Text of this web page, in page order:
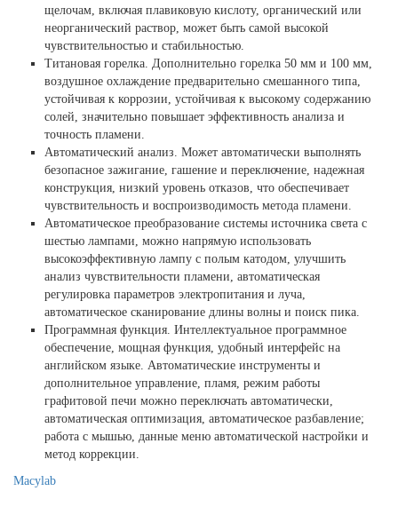
щелочам, включая плавиковую кислоту, органический или
неорганический раствор, может быть самой высокой
чувствительностью и стабильностью.
Титановая горелка. Дополнительно горелка 50 мм и 100 мм,
воздушное охлаждение предварительно смешанного типа,
устойчивая к коррозии, устойчивая к высокому содержанию
солей, значительно повышает эффективность анализа и
точность пламени.
Автоматический анализ. Может автоматически выполнять
безопасное зажигание, гашение и переключение, надежная
конструкция, низкий уровень отказов, что обеспечивает
чувствительность и воспроизводимость метода пламени.
Автоматическое преобразование системы источника света с
шестью лампами, можно напрямую использовать
высокоэффективную лампу с полым катодом, улучшить
анализ чувствительности пламени, автоматическая
регулировка параметров электропитания и луча,
автоматическое сканирование длины волны и поиск пика.
Программная функция. Интеллектуальное программное
обеспечение, мощная функция, удобный интерфейс на
английском языке. Автоматические инструменты и
дополнительное управление, пламя, режим работы
графитовой печи можно переключать автоматически,
автоматическая оптимизация, автоматическое разбавление;
работа с мышью, данные меню автоматической настройки и
метод коррекции.
Macylab